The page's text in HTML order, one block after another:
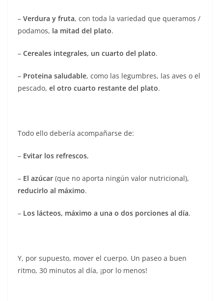
– Verdura y fruta, con toda la variedad que queramos /
podamos, la mitad del plato.
– Cereales integrales, un cuarto del plato.
– Proteina saludable, como las legumbres, las aves o el
pescado, el otro cuarto restante del plato.
Todo ello debería acompañarse de:
– Evitar los refrescos,
– El azúcar (que no aporta ningún valor nutricional),
reducirlo al máximo.
– Los lácteos, máximo a una o dos porciones al día.
Y, por supuesto, mover el cuerpo. Un paseo a buen
ritmo, 30 minutos al día, ¡por lo menos!